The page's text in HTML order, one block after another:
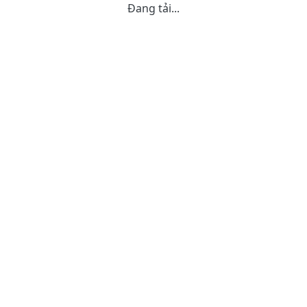
Đang tải...